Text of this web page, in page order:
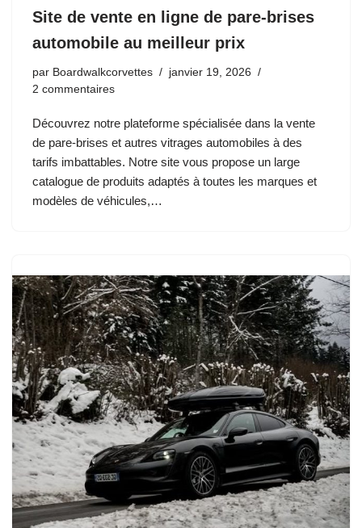
Site de vente en ligne de pare-brises
automobile au meilleur prix
par Boardwalkcorvettes
janvier 19, 2026
2 commentaires
Découvrez notre plateforme spécialisée dans la vente
de pare-brises et autres vitrages automobiles à des
tarifs imbattables. Notre site vous propose un large
catalogue de produits adaptés à toutes les marques et
modèles de véhicules,…